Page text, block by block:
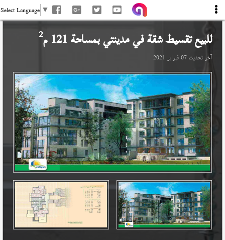
Select Language ▼
للبيع تقسيط شقة فيمدينتيبمساحة 121 م 2
آخر تحديث07 فبراير 2021